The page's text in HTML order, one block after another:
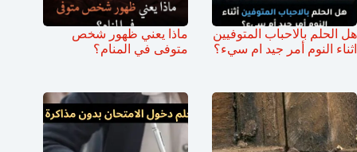
هل الحلم بالاحباب المتوفيين
اثناء النوم أمر جيد ام سيء؟
ماذا يعني ظهور شخص
متوفى في المنام؟